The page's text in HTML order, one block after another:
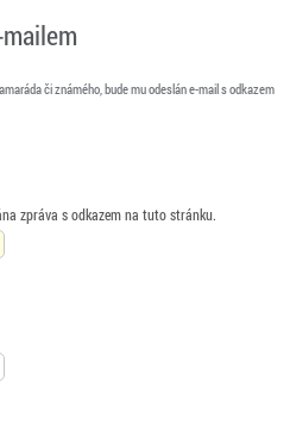
či známého, bude mu odeslán e-mail s odkazem
zpráva s odkazem na tuto stránku.